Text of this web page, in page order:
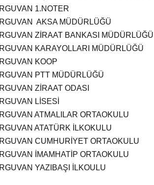
1.NOTER
AKSA MÜDÜRLÜĞÜ
ZİRAAT BANKASI MÜDÜRLÜĞÜ
KARAYOLLARI MÜDÜRLÜĞÜ
KOOP
PTT MÜDÜRLÜĞÜ
ZİRAAT ODASI
LİSESİ
ATMALILAR ORTAOKULU
ATATÜRK İLKOKULU
CUMHURİYET ORTAOKULU
İMAMHATİP ORTAOKULU
YAZIBAŞI İLKOULU